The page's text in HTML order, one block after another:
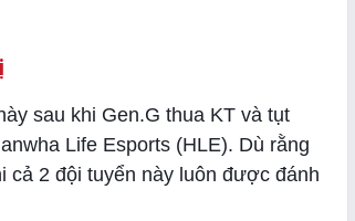
sau khi Gen.G thua KT và tụt
Life Esports (HLE). Dù rằng
cả 2 đội tuyển này luôn được đánh